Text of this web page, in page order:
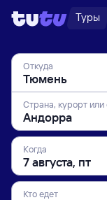
Туры
Откуда
Страна, курорт или
Когда
Кто едет